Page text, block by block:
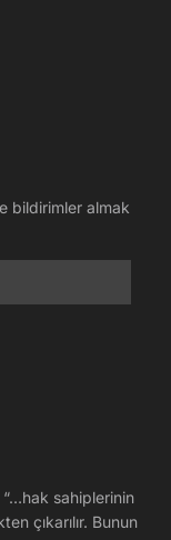
bildirimler almak
sahiplerinin
çıkarılır. Bunun